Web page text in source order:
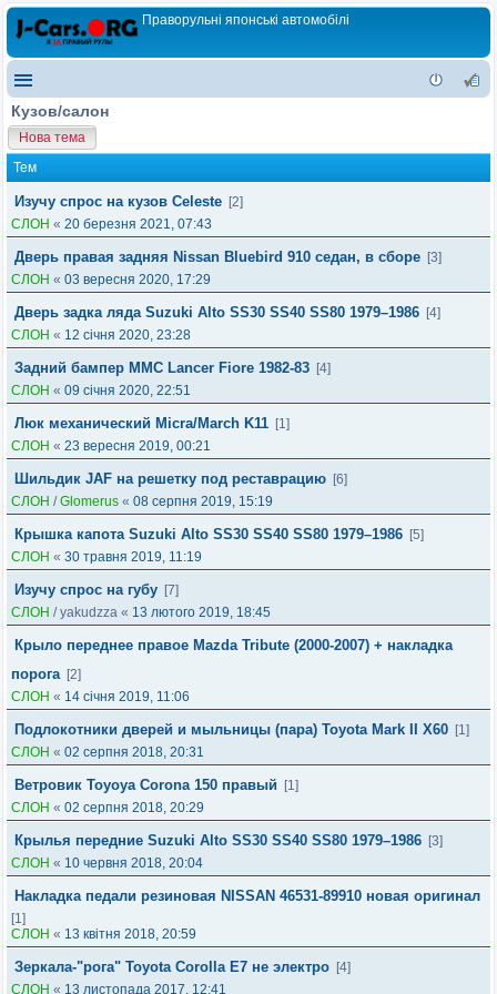
Праворульні японські автомобілі
Кузов/салон
Нова тема
Тем
Изучу спрос на кузов Celeste [2]
СЛОН « 20 березня 2021, 07:43
Дверь правая задняя Nissan Bluebird 910 седан, в сборе [3]
СЛОН « 03 вересня 2020, 17:29
Дверь задка ляда Suzuki Alto SS30 SS40 SS80 1979–1986 [4]
СЛОН « 12 січня 2020, 23:28
Задний бампер MMC Lancer Fiore 1982-83 [4]
СЛОН « 09 січня 2020, 22:51
Люк механический Micra/March K11 [1]
СЛОН « 23 вересня 2019, 00:21
Шильдик JAF на решетку под реставрацию [6]
СЛОН /Glomerus « 08 серпня 2019, 15:19
Крышка капота Suzuki Alto SS30 SS40 SS80 1979–1986 [5]
СЛОН « 30 травня 2019, 11:19
Изучу спрос на губу [7]
СЛОН /yakudzza « 13 лютого 2019, 18:45
Крыло переднее правое Mazda Tribute (2000-2007) + накладка
порога [2]
СЛОН « 14 січня 2019, 11:06
Подлокотники дверей и мыльницы (пара) Toyota Mark II X60 [1]
СЛОН « 02 серпня 2018, 20:31
Ветровик Toyoya Corona 150 правый
[1]
СЛОН « 02 серпня 2018, 20:29
Крылья передние Suzuki Alto SS30 SS40 SS80 1979–1986 [3]
СЛОН « 10 червня 2018, 20:04
Накладка педали резиновая NISSAN 46531-89910 новая оригинал
[1]
СЛОН « 13 квітня 2018, 20:59
Зеркала-"рога" Toyota Corolla E7 не электро [4]
СЛОН « 13 листопада 2017, 12:41